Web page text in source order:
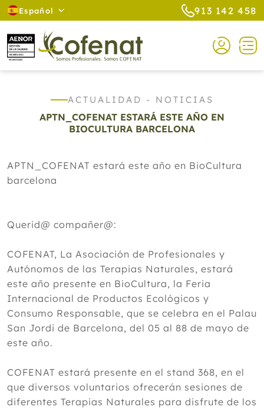
Español 913 142 458
ACTUALIDAD - NOTICIAS
APTN_COFENAT ESTARÁ ESTE AÑO EN
BIOCULTURA BARCELONA
APTN_COFENAT estará este año en BioCultura
barcelona
Querid@ compañer@:
COFENAT, La Asociación de Profesionales y
Autónomos de las Terapias Naturales, estará
este año presente en BioCultura, la Feria
Internacional de Productos Ecológicos y
Consumo Responsable, que se celebra en el Palau
San Jordi de Barcelona, del 05 al 88 de mayo de
este año.
COFENAT estará presente en el stand 368, en el
que diversos voluntarios ofrecerán sesiones de
diferentes Terapias Naturales para disfrute de los